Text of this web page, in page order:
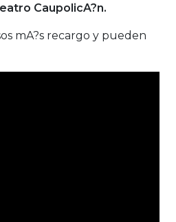
CaupolicA?n.
mA?s recargo y pueden